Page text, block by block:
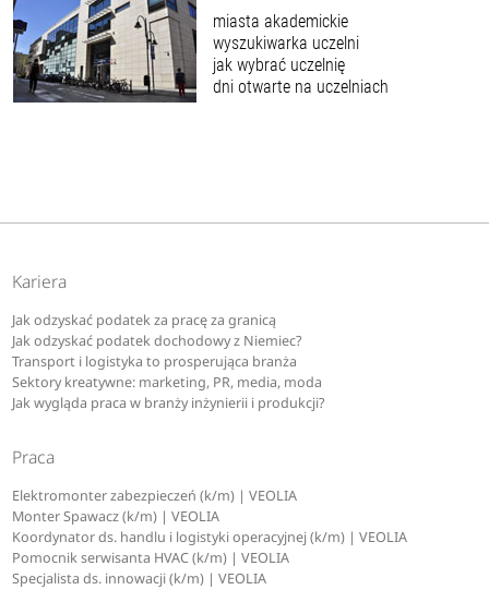
miasta akademickie
wyszukiwarka uczelni
jak wybrać uczelnię
dni otwarte na uczelniach
Kariera
Jak odzyskać podatek za pracę za granicą
Jak odzyskać podatek dochodowy z Niemiec?
Transport i logistyka to prosperująca branża
Sektory kreatywne: marketing, PR, media, moda
Jak wygląda praca w branży inżynierii i produkcji?
Praca
Elektromonter zabezpieczeń (k/m) | VEOLIA
Monter Spawacz (k/m) | VEOLIA
Koordynator ds. handlu i logistyki operacyjnej (k/m) | VEOLIA
Pomocnik serwisanta HVAC (k/m) | VEOLIA
Specjalista ds. innowacji (k/m) | VEOLIA